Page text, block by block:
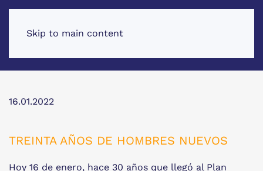
Skip to main content
16.01.2022
TREINTA AÑOS DE HOMBRES NUEVOS
Hoy 16 de enero, hace 30 años que llegó al Plan